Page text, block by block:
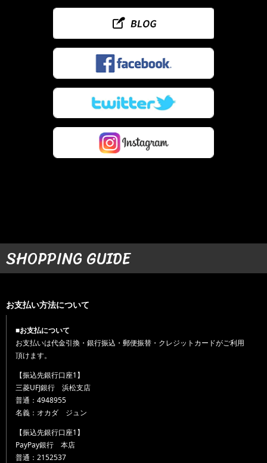
SHOPPING GUIDE
お支払い方法について
■お支払について
お支払いは代金引換・銀行振込・郵便振替・クレジットカードがご利用
頂けます。
【振込先銀行口座1】
三菱UFJ銀行 浜松支店
普通：4948955
名義：オカダ ジュン
【振込先銀行口座1】
PayPay銀行 本店
普通：2152537